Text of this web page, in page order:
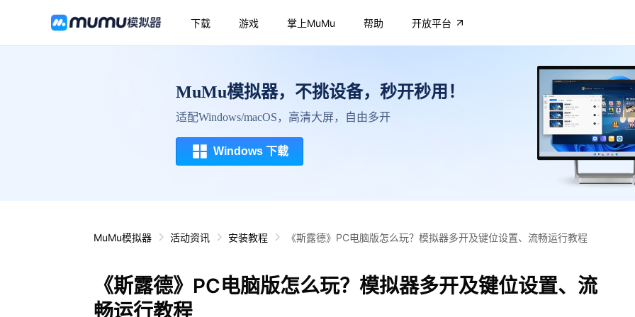
下载 游戏 掌上MuMu 帮助 开放平台
MuMu模拟器，不挑设备，秒开秒用！
适配Windows/macOS，高清大屏，自由多开
Windows 下载
MuMu模拟器 活动资讯 安装教程 《斯露德》PC电脑版怎么玩？模拟器多开及键位设置、流畅运行教程
《斯露德》PC电脑版怎么玩？模拟器多开及键位设置、流
畅运行教程